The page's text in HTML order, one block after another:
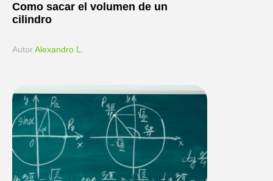
Como sacar el volumen de un
cilindro
АutorAlexandro L.